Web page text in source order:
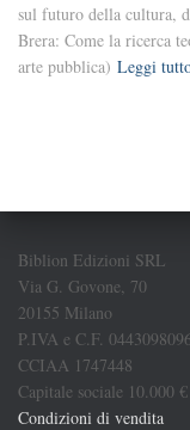
sul futuro della cultura,
Brera: Come la ricerca
arte pubblica) Leggi
Biblion Edizioni SRL
Via G. Govone, 70
20155 Milano
P.IVA e C.F.
CCIAA 1747448
Capitale sociale 10.000 €
Condizioni di vendita